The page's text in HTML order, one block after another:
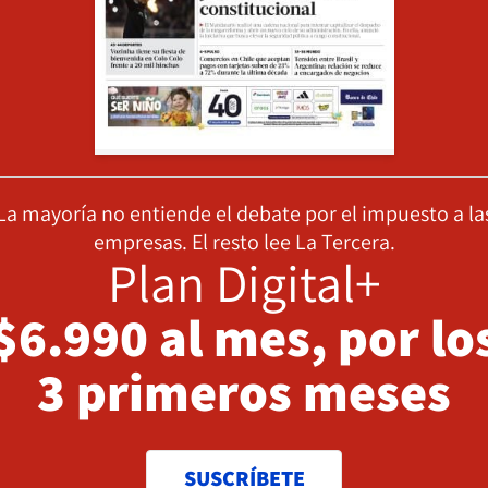
mayoría no entiende el debate por el impuesto a
empresas. El resto lee La Tercera.
Plan Digital+
al mes, por
3 primeros meses
SUSCRÍBETE